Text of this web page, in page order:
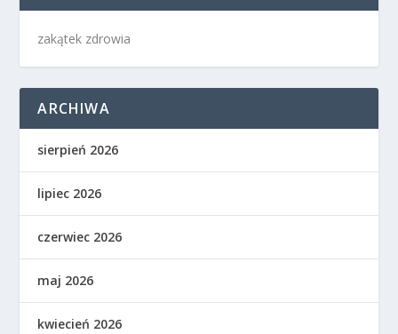
zakątek zdrowia
ARCHIWA
sierpień 2026
lipiec 2026
czerwiec 2026
maj 2026
kwiecień 2026